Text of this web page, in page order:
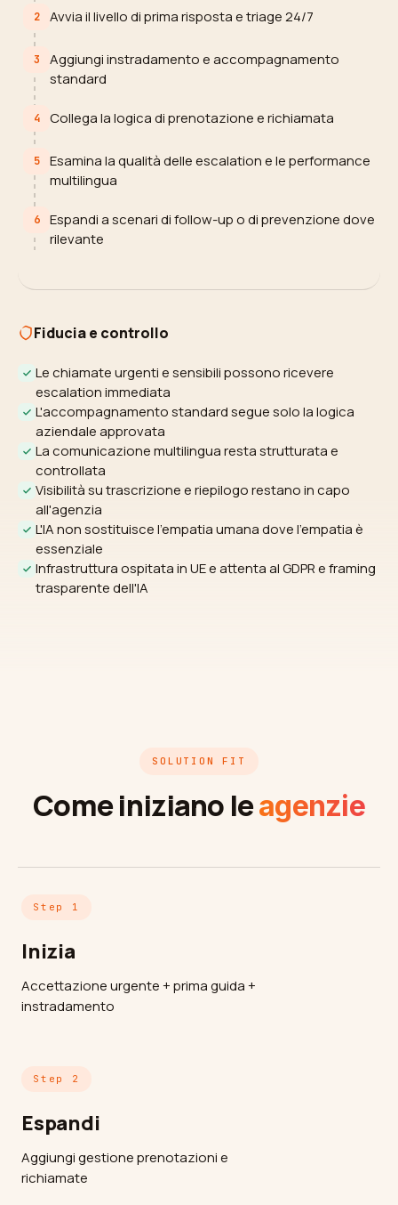
2 Avvia il livello di prima risposta e triage 24/7
3
Aggiungi instradamento e accompagnamento
standard
4 Collega la logica di prenotazione e richiamata
5
Esamina la qualità delle escalation e le performance
multilingua
6
Espandi a scenari di follow-up o di prevenzione dove
rilevante
Fiducia e controllo
Le chiamate urgenti e sensibili possono ricevere
escalation immediata
L'accompagnamento standard segue solo la logica
aziendale approvata
La comunicazione multilingua resta strutturata e
controllata
Visibilità su trascrizione e riepilogo restano in capo
all'agenzia
L'IA non sostituisce l'empatia umana dove l'empatia è
essenziale
Infrastruttura ospitata in UE e attenta al GDPR e framing
trasparente dell'IA
SOLUTION FIT
Come iniziano leagenzie
Step 1
Inizia
Accettazione urgente + prima guida +
instradamento
Step 2
Espandi
Aggiungi gestione prenotazioni e
richiamate